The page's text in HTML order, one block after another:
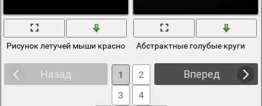
Рисунок летучей мыши красного цветаАбстрактные голубые круги
Назад Вперед
1
2
3
4